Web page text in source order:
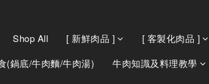
Shop All [ 新鮮肉品 ] [ 客製化肉品 ]
(鍋底/牛肉麵/牛肉湯)
牛肉知識及料理教學